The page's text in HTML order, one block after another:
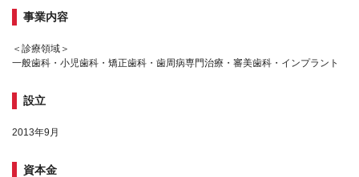
事業内容
＜診療領域＞
一般歯科・小児歯科・矯正歯科・歯周病専門治療・審美歯科・インプラント
設立
2013年9月
資本金